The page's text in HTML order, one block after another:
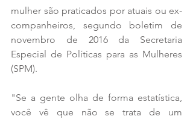
mulher são praticados por atuais ou ex-
companheiros, segundo boletim de
novembro de 2016 da Secretaria
Especial de Políticas para as Mulheres
(SPM).
"Se a gente olha de forma estatística,
você vê que não se trata de um